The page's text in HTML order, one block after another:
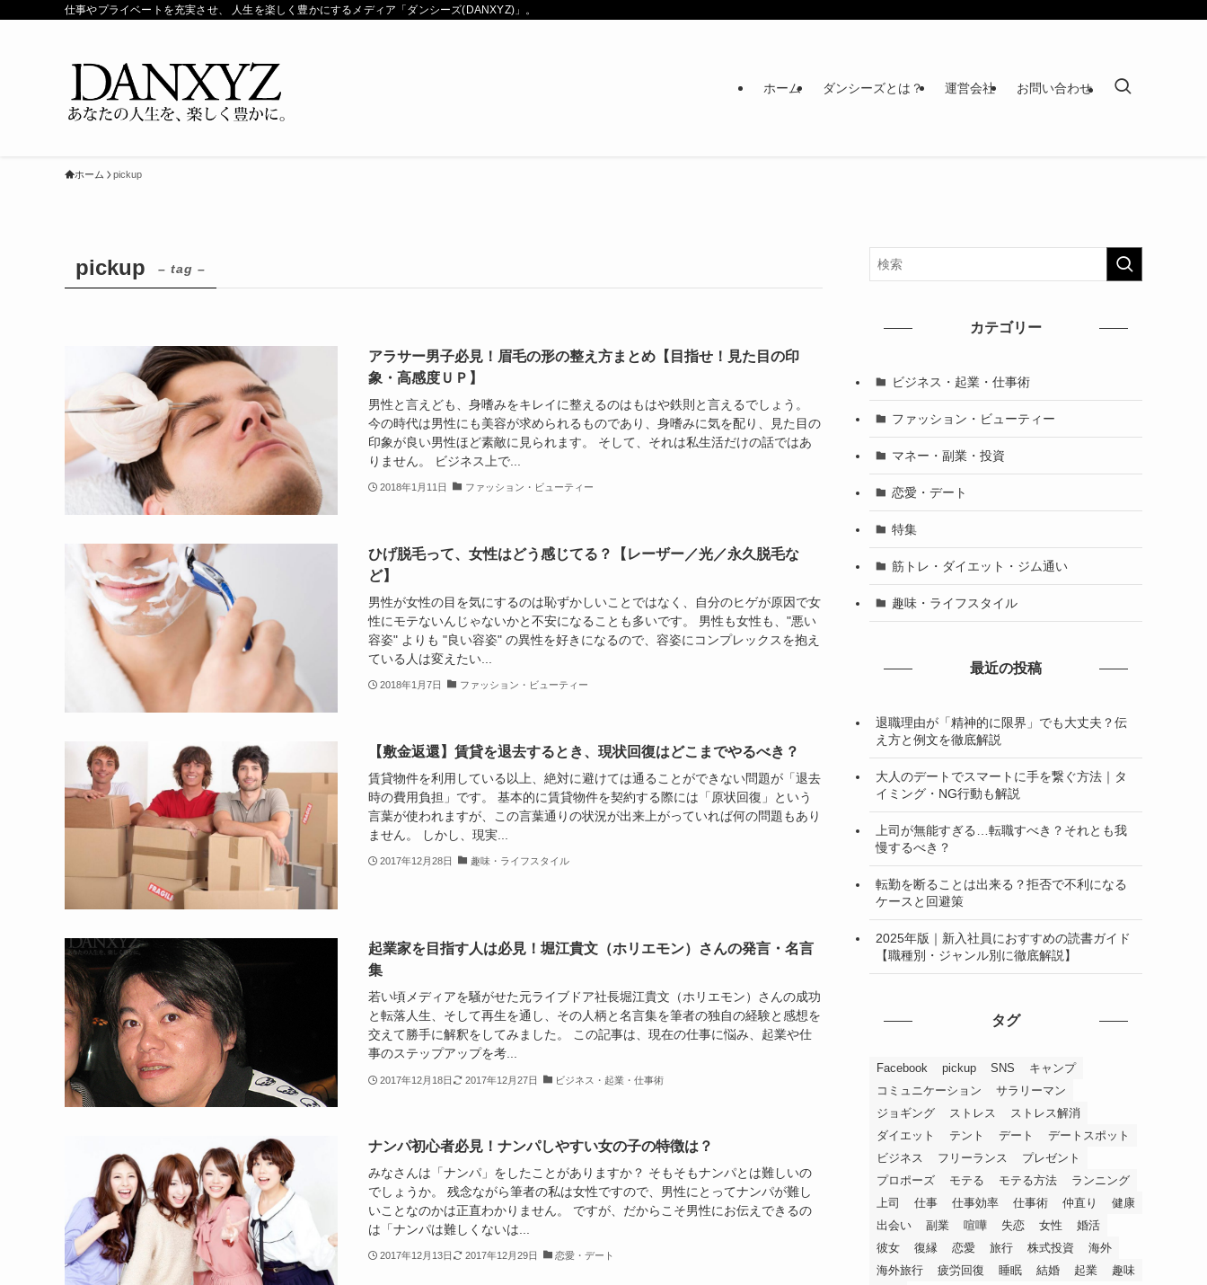
仕事やプライベートを充実させ、 人生を楽しく豊かにするメディア「ダンシーズ(DANXYZ)」。
ホーム ダンシーズとは？ 運営会社 お問い合わせ
ホーム pickup
pickup – tag –
アラサー男子必見！眉毛の形の整え方まとめ【目指せ！見た目の印
象・高感度ＵＰ】
男性と言えども、身嗜みをキレイに整えるのはもはや鉄則と言えるでしょう。
今の時代は男性にも美容が求められるものであり、身嗜みに気を配り、見た目の
印象が良い男性ほど素敵に見られます。 そして、それは私生活だけの話ではあ
りません。 ビジネス上で...
2018年1月11日 ファッション・ビューティー
ひげ脱毛って、女性はどう感じてる？【レーザー／光／永久脱毛な
ど】
男性が女性の目を気にするのは恥ずかしいことではなく、自分のヒゲが原因で女
性にモテないんじゃないかと不安になることも多いです。 男性も女性も、"悪い
容姿" よりも "良い容姿" の異性を好きになるので、容姿にコンプレックスを抱え
ている人は変えたい...
2018年1月7日 ファッション・ビューティー
【敷金返還】賃貸を退去するとき、現状回復はどこまでやるべき？
賃貸物件を利用している以上、絶対に避けては通ることができない問題が「退去
時の費用負担」です。 基本的に賃貸物件を契約する際には「原状回復」という
言葉が使われますが、この言葉通りの状況が出来上がっていれば何の問題もあり
ません。 しかし、現実...
2017年12月28日 趣味・ライフスタイル
起業家を目指す人は必見！堀江貴文（ホリエモン）さんの発言・名言
集
若い頃メディアを騒がせた元ライブドア社長堀江貴文（ホリエモン）さんの成功
と転落人生、そして再生を通し、その人柄と名言集を筆者の独自の経験と感想を
交えて勝手に解釈をしてみました。 この記事は、現在の仕事に悩み、起業や仕
事のステップアップを考...
2017年12月18日 2017年12月27日 ビジネス・起業・仕事術
ナンパ初心者必見！ナンパしやすい女の子の特徴は？
みなさんは「ナンパ」をしたことがありますか？ そもそもナンパとは難しいの
でしょうか。 残念ながら筆者の私は女性ですので、男性にとってナンパが難し
いことなのかは正直わかりません。 ですが、だからこそ男性にお伝えできるの
は「ナンパは難しくないは...
2017年12月13日 2017年12月29日 恋愛・デート
カテゴリー
ビジネス・起業・仕事術
ファッション・ビューティー
マネー・副業・投資
恋愛・デート
特集
筋トレ・ダイエット・ジム通い
趣味・ライフスタイル
最近の投稿
退職理由が「精神的に限界」でも大丈夫？伝
え方と例文を徹底解説
大人のデートでスマートに手を繋ぐ方法｜タ
イミング・NG行動も解説
上司が無能すぎる…転職すべき？それとも我
慢するべき？
転勤を断ることは出来る？拒否で不利になる
ケースと回避策
2025年版｜新入社員におすすめの読書ガイド
【職種別・ジャンル別に徹底解説】
タグ
Facebook pickup SNS
キャンプ
コミュニケーション
サラリーマン
ジョギング
ストレス
ストレス解消
ダイエット
テント デート
デートスポット
ビジネス
フリーランス
プレゼント
プロポーズ
モテる モテる方法
ランニング
上司
仕事 仕事効率 仕事術 仲直り
健康
出会い
副業 喧嘩 失恋 女性
婚活
彼女
復縁 恋愛 旅行 株式投資
海外
海外旅行
疲労回復 睡眠 結婚 起業
趣味